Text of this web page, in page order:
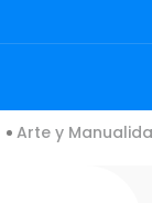
Arte y